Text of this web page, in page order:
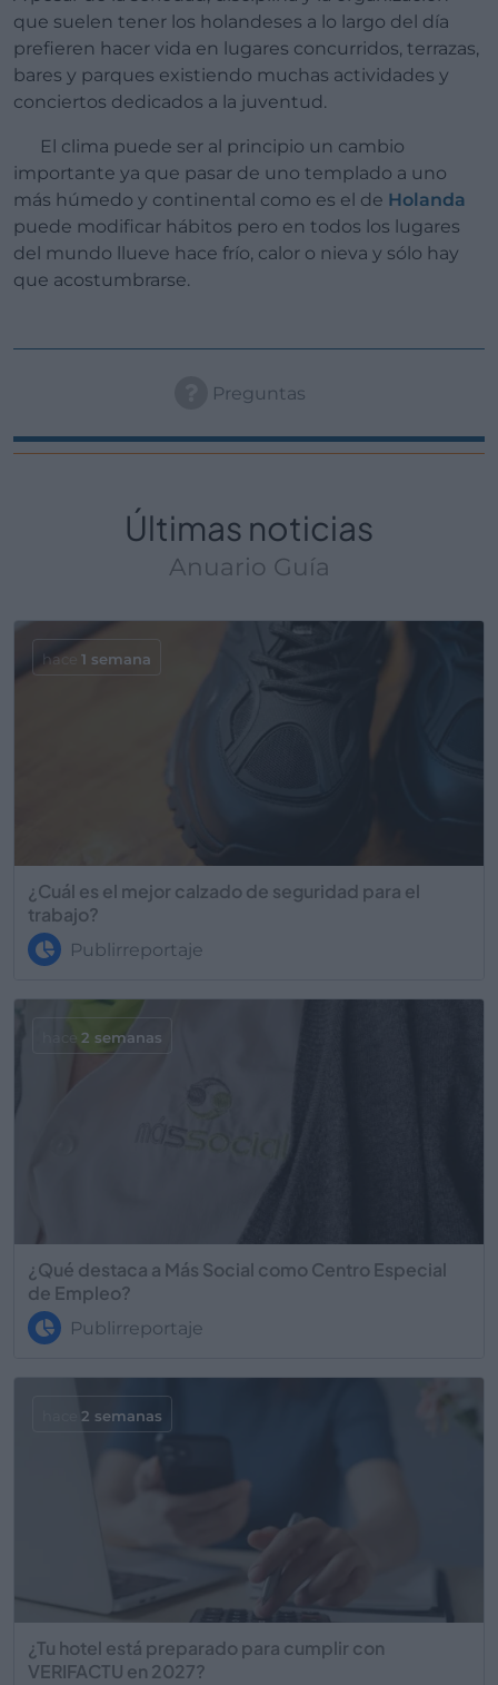
que suelen tener los holandeses a lo largo del día
prefieren hacer vida en lugares concurridos, terrazas,
bares y parques existiendo muchas actividades y
conciertos dedicados a la juventud.
El clima puede ser al principio un cambio
importante ya que pasar de uno templado a uno
más húmedo y continental como es el de Holanda
puede modificar hábitos pero en todos los lugares
del mundo llueve hace frío, calor o nieva y sólo hay
que acostumbrarse.
Preguntas
Últimas noticias
Anuario Guía
¿Cuál es el mejor calzado de seguridad para el
trabajo?
Publirreportaje
hace 1 semana
¿Qué destaca a Más Social como Centro Especial
de Empleo?
Publirreportaje
hace 2 semanas
¿Tu hotel está preparado para cumplir con
VERIFACTU en 2027?
2 semanas